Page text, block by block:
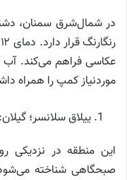
در شمال‌شرق سمنان،
عکاسی فراهم می‌کند. آب
موردنیاز کمپ را همراه
ییلاق سلانسر؛ گیلان:
این منطقه در نزدیکی